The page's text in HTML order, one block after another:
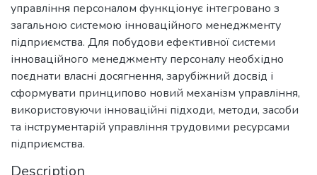
управління персоналом функціонує інтегровано з
загальною системою інноваційного менеджменту
підприємства. Для побудови ефективної системи
інноваційного менеджменту персоналу необхідно
поєднати власні досягнення, зарубіжний досвід і
сформувати принципово новий механізм управління,
використовуючи інноваційні підходи, методи, засоби
та інструментарій управління трудовими ресурсами
підприємства.
Description